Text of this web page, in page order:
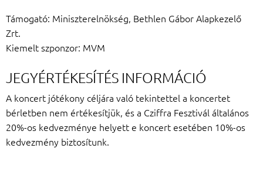
Támogató: Miniszterelnökség, Bethlen Gábor Alapkezelő
Zrt.
Kiemelt szponzor: MVM
JEGYÉRTÉKESÍTÉS INFORMÁCIÓ
A koncert jótékony céljára való tekintettel a koncertet
bérletben nem értékesítjük, és a Cziffra Fesztivál általános
20%-os kedvezménye helyett e koncert esetében 10%-os
kedvezmény biztosítunk.